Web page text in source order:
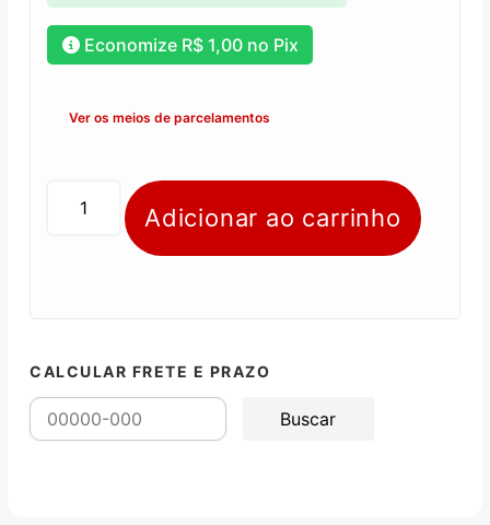
Economize R$1,00no Pix
Ver os meios de parcelamentos
Adicionar ao carrinho
CALCULAR FRETE E PRAZO